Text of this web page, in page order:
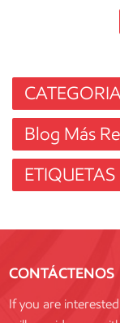
Blog Más
ETIQUETAS
CONTÁCTENOS
If you are